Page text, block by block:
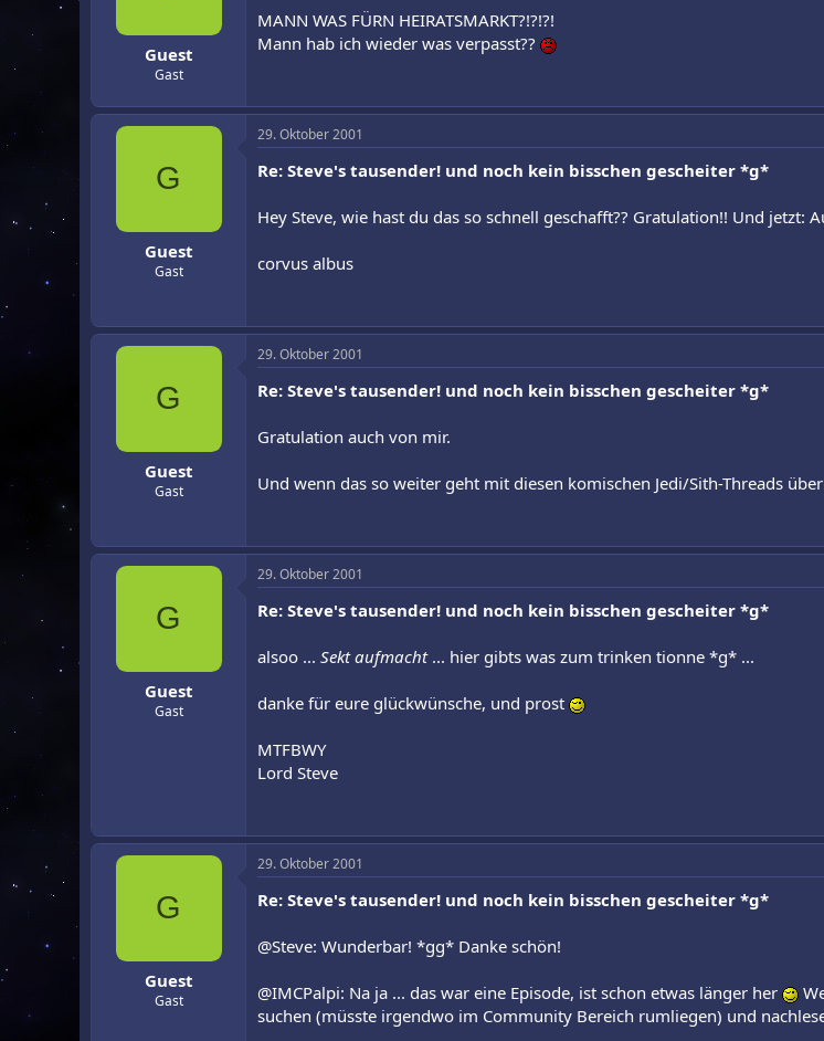
Guest
Gast
MANN WAS FÜRN HEIRATSMARKT?!?!?!
Mann hab ich wieder was verpasst??
G
Guest
Gast
29. Oktober 2001
Re: Steve's tausender! und noch kein bisschen gescheiter *g*
Hey Steve, wie hast du das so schnell geschafft?? Gratulation!! Und jetzt:
corvus albus
G
Guest
Gast
29. Oktober 2001
Re: Steve's tausender! und noch kein bisschen gescheiter *g*
Gratulation auch von mir.
Und wenn das so weiter geht mit diesen komischen Jedi/Sith-Threads
G
Guest
Gast
29. Oktober 2001
Re: Steve's tausender! und noch kein bisschen gescheiter *g*
alsoo ... Sekt aufmacht... hier gibts was zum trinken tionne *g* ...
danke für eure glückwünsche, und prost
MTFBWY
Lord Steve
G
Guest
Gast
29. Oktober 2001
Re: Steve's tausender! und noch kein bisschen gescheiter *g*
@Steve: Wunderbar! *gg* Danke schön!
@IMCPalpi: Na ja ... das war eine Episode, ist schon etwas länger her
suchen (müsste irgendwo im Community Bereich rumliegen) und